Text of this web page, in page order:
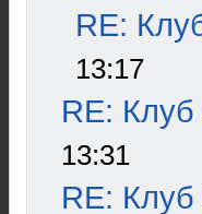
RE:
13:17
RE:
13:31
RE: